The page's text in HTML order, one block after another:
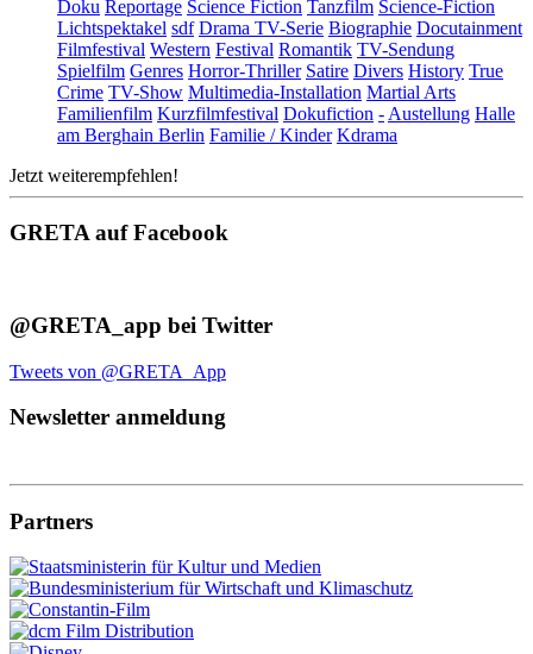
Doku Reportage Science Fiction Tanzfilm Science-Fiction
Lichtspektakel sdf Drama TV-Serie Biographie Docutainment
Filmfestival Western Festival Romantik TV-Sendung
Spielfilm Genres Horror-Thriller Satire Divers History True
Crime TV-Show Multimedia-Installation Martial Arts
Familienfilm Kurzfilmfestival Dokufiction - Austellung Halle
am Berghain Berlin Familie / Kinder Kdrama
Jetzt weiterempfehlen!
GRETA auf Facebook
@GRETA_app bei Twitter
Tweets von @GRETA_App
Newsletter anmeldung
Partners